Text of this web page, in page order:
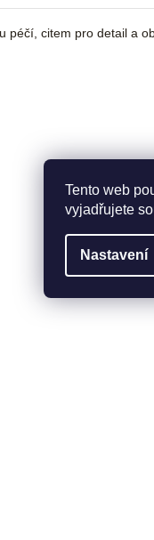
Tento web
vyjadřujete
Nastavení
péčí, citem pro detail a